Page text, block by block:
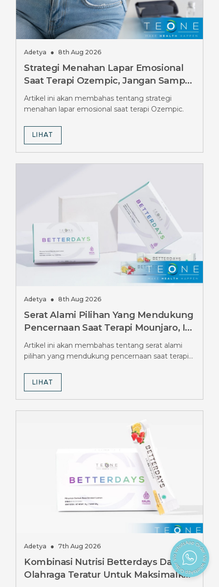
Adetya ● 8th Aug 2026
Strategi Menahan Lapar Emosional
Saat Terapi Ozempic, Jangan Sampai
Salah
Artikel ini akan membahas tentang strategi
menahan lapar emosional saat terapi Ozempic.
LIHAT
Adetya ● 8th Aug 2026
Serat Alami Pilihan Yang Mendukung
Pencernaan Saat Terapi Mounjaro, Ini
Pilihannya
Artikel ini akan membahas tentang serat alami
pilihan yang mendukung pencernaan saat terapi
LIHAT
Adetya ● 7th Aug 2026
Kombinasi Nutrisi Betterdays Dan
Olahraga Teratur Untuk Maksimalkan